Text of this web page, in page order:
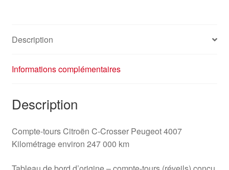
8100B202
Description
Informations complémentaires
Description
Compte-tours Citroën C-Crosser Peugeot 4007
Kilométrage environ 247 000 km